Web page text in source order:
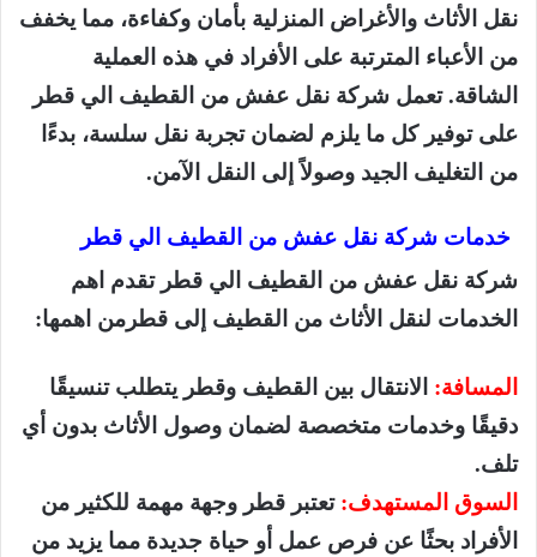
نقل الأثاث والأغراض المنزلية بأمان وكفاءة، مما يخفف
من الأعباء المترتبة على الأفراد في هذه العملية
الشاقة. تعمل شركة نقل عفش من القطيف الي قطر
على توفير كل ما يلزم لضمان تجربة نقل سلسة، بدءًا
من التغليف الجيد وصولاً إلى النقل الآمن.
خدمات شركة نقل عفش من القطيف الي قطر
شركة نقل عفش من القطيف الي قطر تقدم اهم
الخدمات لنقل الأثاث من القطيف إلى قطرمن اهمها:
المسافة: الانتقال بين القطيف وقطر يتطلب تنسيقًا
دقيقًا وخدمات متخصصة لضمان وصول الأثاث بدون أي
تلف.
السوق المستهدف:تعتبر قطر وجهة مهمة للكثير من
الأفراد بحثًا عن فرص عمل أو حياة جديدة مما يزيد من